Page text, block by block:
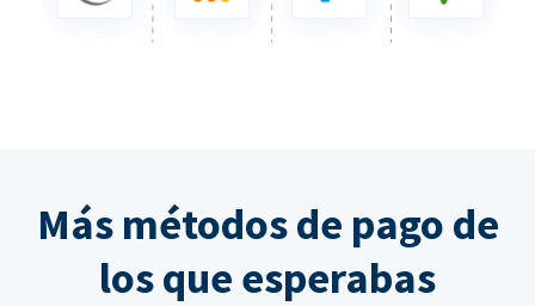
Más métodos de pago de
los que esperabas